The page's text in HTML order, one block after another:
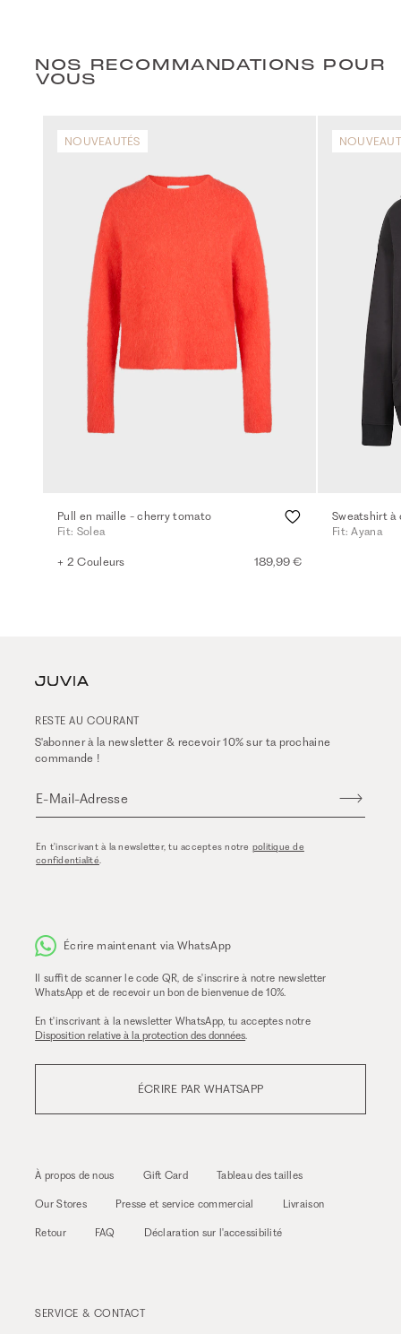
NOS RECOMMANDATIONS POUR
VOUS
NOUVEAUTÉS
Pull en maille - cherry tomato
Fit: Solea
+ 2 Couleurs 189,99 €
Sweatshirt à
Fit: Ayana
RESTE AU COURANT
S'abonner à la newsletter & recevoir 10% sur ta prochaine
commande !
E-Mail-Adresse
En t'inscrivant à la newsletter, tu acceptes notre politique de
confidentialité.
Écrire maintenant via WhatsApp
Il suffit de scanner le code QR, de s'inscrire à notre newsletter
WhatsApp et de recevoir un bon de bienvenue de 10%.
En t'inscrivant à la newsletter WhatsApp, tu acceptes notre
Disposition relative à la protection des données.
ÉCRIRE PAR WHATSAPP
À propos de nous Gift Card Tableau des tailles
Our Stores Presse et service commercial Livraison
Retour FAQ Déclaration sur l'accessibilité
SERVICE & CONTACT